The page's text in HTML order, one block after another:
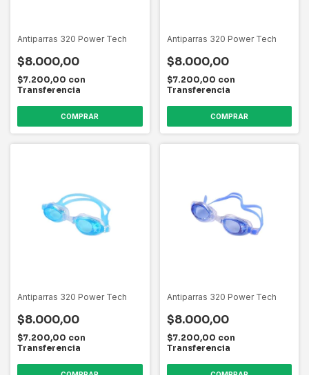
Antiparras 320 Power Tech
$8.000,00
$7.200,00 con
Transferencia
Antiparras 320 Power Tech
$8.000,00
$7.200,00 con
Transferencia
Antiparras 320 Power Tech
$8.000,00
$7.200,00 con
Transferencia
Antiparras 320 Power Tech
$8.000,00
$7.200,00 con
Transferencia